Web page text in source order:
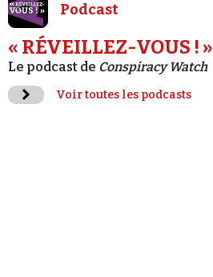
Podcast
« RÉVEILLEZ-VOUS ! »
Le podcast de Conspiracy Watch
Voir toutes les podcasts